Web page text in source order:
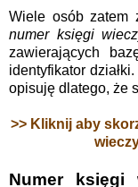
Wiele osób zatem
numer księgi
zawierających
identyfikator
opisuję dlatego, że
>> Kliknij aby
Numer księgi